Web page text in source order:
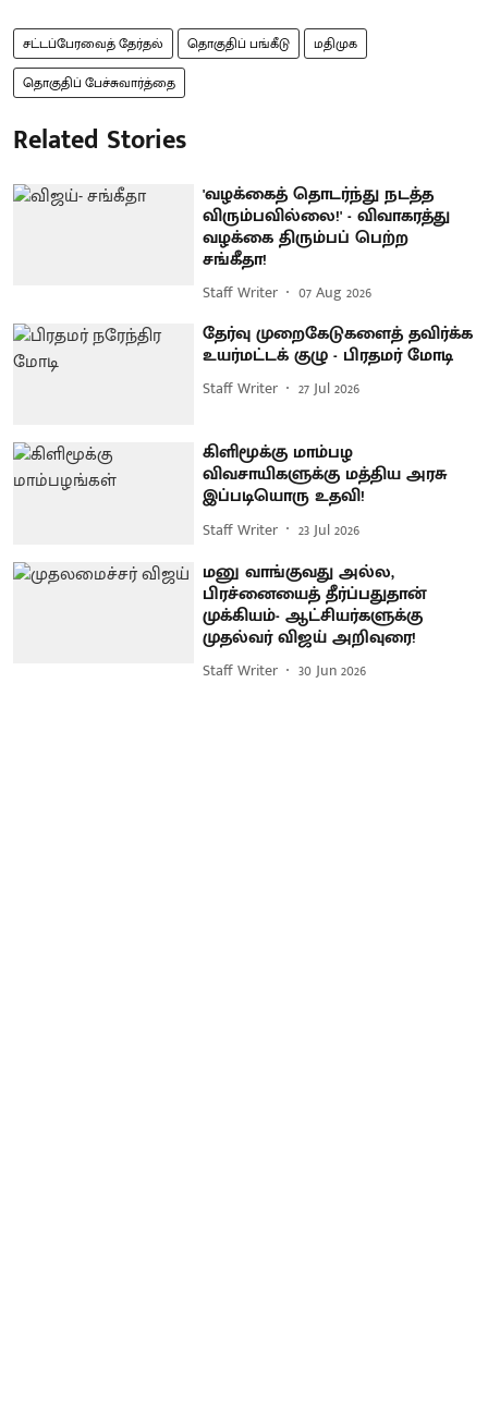
சட்டப்பேரவைத் தேர்தல் தொகுதிப் பங்கீடு
மதிமுக
தொகுதிப் பேச்சுவார்த்தை
Related Stories
'வழக்கைத் தொடர்ந்து நடத்த
விரும்பவில்லை!' - விவாகரத்து
வழக்கை திரும்பப் பெற்ற
சங்கீதா!
Staff Writer 07 Aug 2026
தேர்வு முறைகேடுகளைத் தவிர்க்க
உயர்மட்டக் குழு - பிரதமர் மோடி
Staff Writer 27 Jul 2026
கிளிமூக்கு மாம்பழ
விவசாயிகளுக்கு மத்திய அரசு
இப்படியொரு உதவி!
Staff Writer 23 Jul 2026
மனு வாங்குவது அல்ல,
பிரச்னையைத் தீர்ப்பதுதான்
முக்கியம்- ஆட்சியர்களுக்கு
முதல்வர் விஜய் அறிவுரை!
Staff Writer 30 Jun 2026